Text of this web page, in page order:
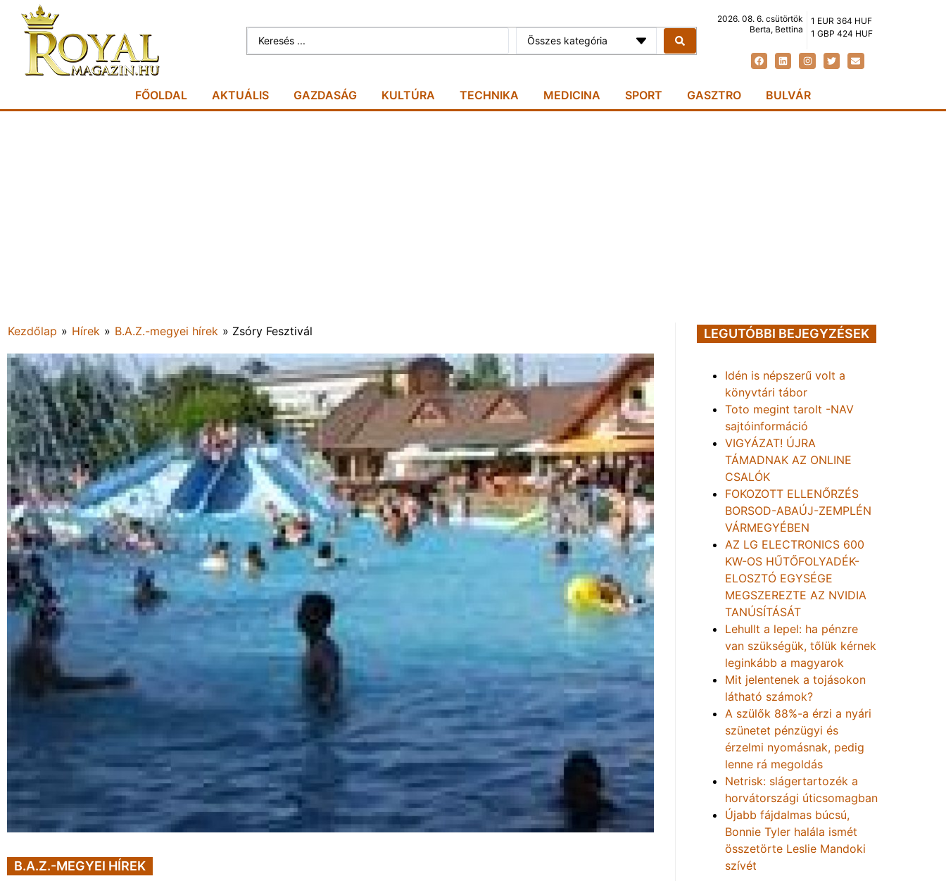
Összes kategória
2026. 08. 6. csütörtök
Berta, Bettina
1 EUR 364 HUF
1 GBP 424 HUF
FŐOLDAL AKTUÁLIS GAZDASÁG KULTÚRA TECHNIKA MEDICINA SPORT GASZTRO BULVÁR
Kezdőlap » Hírek » B.A.Z.-megyei hírek » Zsóry Fesztivál
B.A.Z.-MEGYEI HÍREK
LEGUTÓBBI BEJEGYZÉSEK
Idén is népszerű volt a
könyvtári tábor
Toto megint tarolt -NAV
sajtóinformáció
VIGYÁZAT! ÚJRA
TÁMADNAK AZ ONLINE
CSALÓK
FOKOZOTT ELLENŐRZÉS
BORSOD-ABAÚJ-ZEMPLÉN
VÁRMEGYÉBEN
AZ LG ELECTRONICS 600
KW-OS HŰTŐFOLYADÉK-
ELOSZTÓ EGYSÉGE
MEGSZEREZTE AZ NVIDIA
TANÚSÍTÁSÁT
Lehullt a lepel: ha pénzre
van szükségük, tőlük kérnek
leginkább a magyarok
Mit jelentenek a tojásokon
látható számok?
A szülők 88%-a érzi a nyári
szünetet pénzügyi és
érzelmi nyomásnak, pedig
lenne rá megoldás
Netrisk: slágertartozék a
horvátországi úticsomagban
Újabb fájdalmas búcsú,
Bonnie Tyler halála ismét
összetörte Leslie Mandoki
szívét